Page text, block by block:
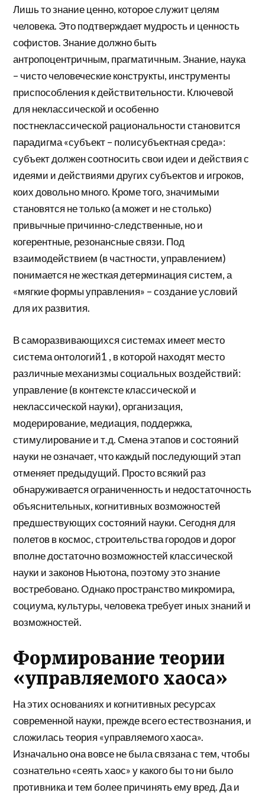
Лишь то знание ценно, которое служит целям
человека. Это подтверждает мудрость и ценность
софистов. Знание должно быть
антропоцентричным, прагматичным. Знание, наука
– чисто человеческие конструкты, инструменты
приспособления к действительности. Ключевой
для неклассической и особенно
постнеклассической рациональности становится
парадигма «субъект – полисубъектная среда»:
субъект должен соотносить свои идеи и действия с
идеями и действиями других субъектов и игроков,
коих довольно много. Кроме того, значимыми
становятся не только (а может и не столько)
привычные причинно-следственные, но и
когерентные, резонансные связи. Под
взаимодействием (в частности, управлением)
понимается не жесткая детерминация систем, а
«мягкие формы управления» – создание условий
для их развития.
В саморазвивающихся системах имеет место
система онтологий1 , в которой находят место
различные механизмы социальных воздействий:
управление (в контексте классической и
неклассической науки), организация,
модерирование, медиация, поддержка,
стимулирование и т.д. Смена этапов и состояний
науки не означает, что каждый последующий этап
отменяет предыдущий. Просто всякий раз
обнаруживается ограниченность и недостаточность
объяснительных, когнитивных возможностей
предшествующих состояний науки. Сегодня для
полетов в космос, строительства городов и дорог
вполне достаточно возможностей классической
науки и законов Ньютона, поэтому это знание
востребовано. Однако пространство микромира,
социума, культуры, человека требует иных знаний и
возможностей.
Формирование теории
«управляемого хаоса»
На этих основаниях и когнитивных ресурсах
современной науки, прежде всего естествознания, и
сложилась теория «управляемого хаоса».
Изначально она вовсе не была связана с тем, чтобы
сознательно «сеять хаос» у какого бы то ни было
противника и тем более причинять ему вред. Да и